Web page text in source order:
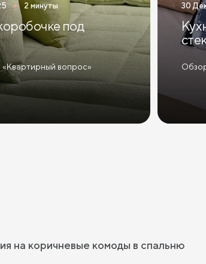
2 минуты
под
вопрос»
30
Кухня
на коричневые комоды в спальню